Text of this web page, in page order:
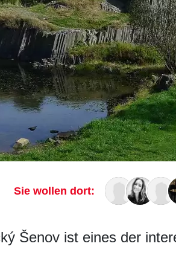
Sie wollen dort:
Šenov ist eines der